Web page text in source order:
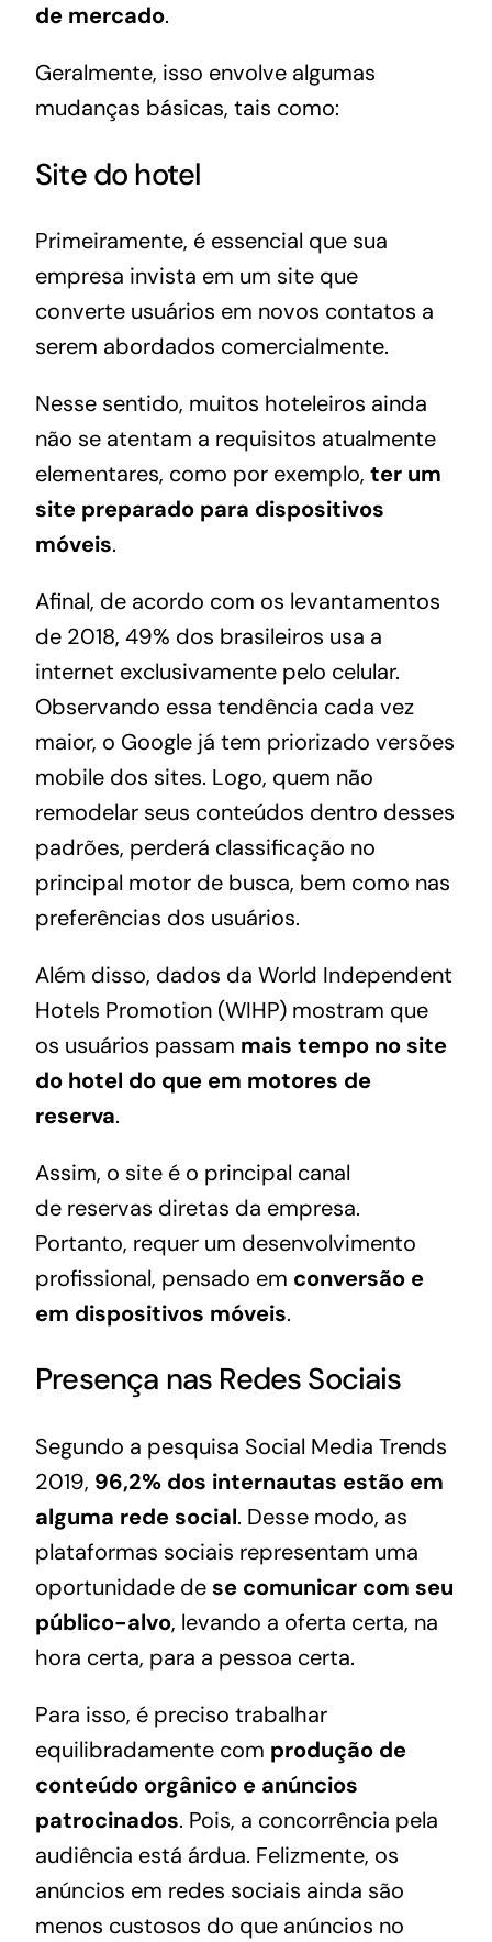
de mercado.
Geralmente, isso envolve algumas
mudanças básicas, tais como:
Site do hotel
Primeiramente, é essencial que sua
empresa invista em um site que
converteusuários em novos contatos a
serem abordados comercialmente.
Nesse sentido, muitos hoteleiros ainda
não se atentam a requisitos atualmente
elementares, como por exemplo, ter um
site preparado para dispositivos
móveis.
Afinal, de acordo com os levantamentos
de 2018, 49% dos brasileiros usa a
internet exclusivamente pelo celular.
Observando essa tendência cada vez
maior, o Google já tem priorizado versões
mobile dos sites. Logo, quem não
remodelar seus conteúdos dentro desses
padrões, perderá classificação no
principal motor de busca, bem como nas
preferências dos usuários.
Além disso, dados da World Independent
Hotels Promotion (WIHP) mostram que
os usuários passam mais tempo no site
do hotel do que em motores de
reserva.
Assim, o site é o principal canal
de reservas diretas da empresa.
Portanto, requer um desenvolvimento
profissional, pensado em conversão e
em dispositivos móveis.
Presença nas Redes Sociais
Segundo a pesquisa Social Media Trends
2019, 96,2% dos internautas estão em
alguma rede social. Desse modo, as
plataformas sociais representam uma
oportunidade de se comunicar com seu
público-alvo, levando a oferta certa, na
hora certa, para a pessoa certa.
Para isso, é preciso trabalhar
equilibradamente com produção de
conteúdo orgânico e anúncios
patrocinados. Pois, a concorrência pela
audiência está árdua. Felizmente, os
anúncios em redes sociais ainda são
menos custosos do que anúncios no